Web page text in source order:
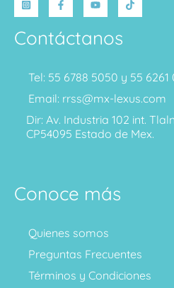
Contáctanos
Tel: 55 6788 5050 y 55 6261
Email: rrss@mx-lexus.com
Dir: Av. Industria 102 int.
CP54095 Estado de Mex.
Conoce más
Quienes somos
Preguntas Frecuentes
Términos y Condiciones